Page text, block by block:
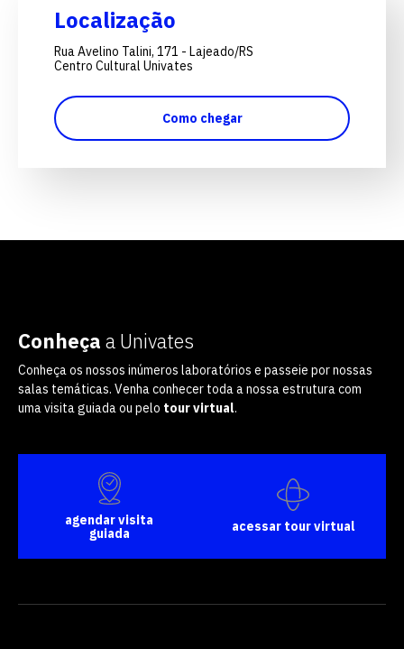
Localização
Rua Avelino Talini, 171 - Lajeado/RS
Centro Cultural Univates
Como chegar
Conheça a Univates
Conheça os nossos inúmeros laboratórios e passeie por nossas
salas temáticas. Venha conhecer toda a nossa estrutura com
uma visita guiada ou pelo tour virtual.
agendar visita
guiada
acessar tour virtual